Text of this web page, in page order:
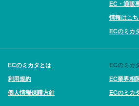
EC・通販
情報はこ
ECのミカ
ECのミカタとは
利用規約
個人情報保護方針
ECのミカ
EC業界相
ECのミカ